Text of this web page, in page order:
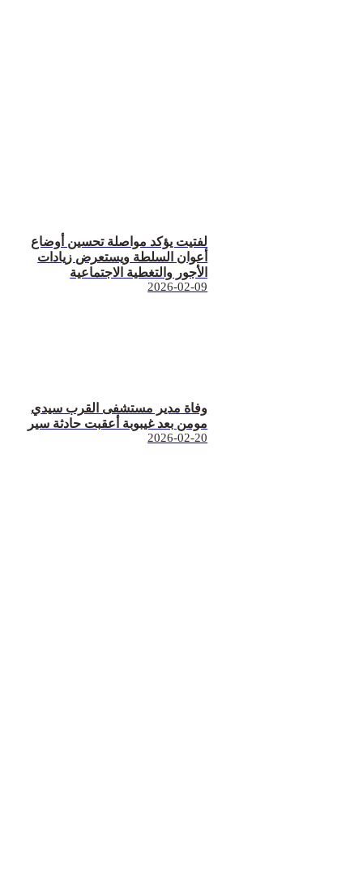
لفتيت يؤكد مواصلة تحسين أوضاع
أعوان السلطة ويستعرض زيادات
الأجور والتغطية الاجتماعية
2026-02-09
وفاة مدير مستشفى القرب سيدي
مومن بعد غيبوبة أعقبت حادثة سير
2026-02-20